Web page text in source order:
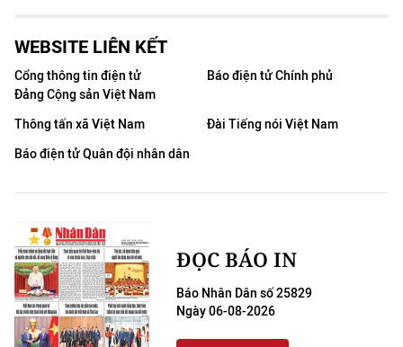
WEBSITE LIÊN KẾT
Cổng thông tin điện tử
Đảng Cộng sản Việt Nam
Báo điện tử Chính phủ
Thông tấn xã Việt Nam
Đài Tiếng nói Việt Nam
Báo điện tử Quân đội nhân dân
ĐỌC BÁO IN
Báo Nhân Dân số 25829
Ngày 06-08-2026